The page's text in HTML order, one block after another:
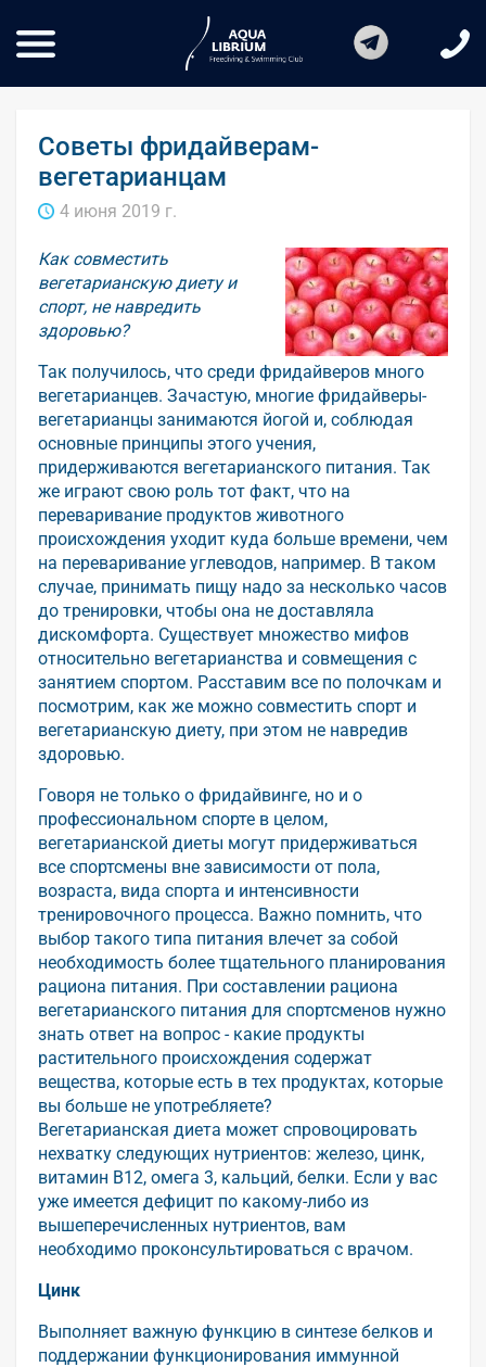
Советы фридайверам-
вегетарианцам
4 июня 2019 г.
Как совместить
вегетарианскую диету и
спорт, не навредить
здоровью?
Так получилось, что среди фридайверов много
вегетарианцев. Зачастую, многие фридайверы-
вегетарианцы занимаются йогой и, соблюдая
основные принципы этого учения,
придерживаются вегетарианского питания. Так
же играют свою роль тот факт, что на
переваривание продуктов животного
происхождения уходит куда больше времени, чем
на переваривание углеводов, например. В таком
случае, принимать пищу надо за несколько часов
до тренировки, чтобы она не доставляла
дискомфорта. Существует множество мифов
относительно вегетарианства и совмещения с
занятием спортом. Расставим все по полочкам и
посмотрим, как же можно совместить спорт и
вегетарианскую диету, при этом не навредив
здоровью.
Говоря не только о фридайвинге, но и о
профессиональном спорте в целом,
вегетарианской диеты могут придерживаться
все спортсмены вне зависимости от пола,
возраста, вида спорта и интенсивности
тренировочного процесса. Важно помнить, что
выбор такого типа питания влечет за собой
необходимость более тщательного планирования
рациона питания. При составлении рациона
вегетарианского питания для спортсменов нужно
знать ответ на вопрос - какие продукты
растительного происхождения содержат
вещества, которые есть в тех продуктах, которые
вы больше не употребляете?
Вегетарианская диета может спровоцировать
нехватку следующих нутриентов: железо, цинк,
витамин B12, омега 3, кальций, белки. Если у вас
уже имеется дефицит по какому-либо из
вышеперечисленных нутриентов, вам
необходимо проконсультироваться с врачом.
Цинк
Выполняет важную функцию в синтезе белков и
поддержании функционирования иммунной